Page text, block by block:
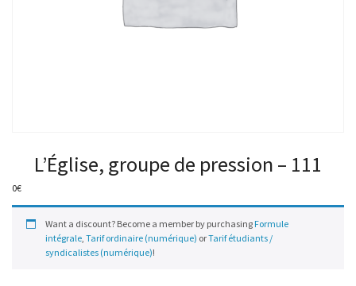
L’Église, groupe de pression – 111
0€
Want a discount? Become a member by purchasing Formule
intégrale, Tarif ordinaire (numérique) orTarif étudiants /
syndicalistes (numérique)!